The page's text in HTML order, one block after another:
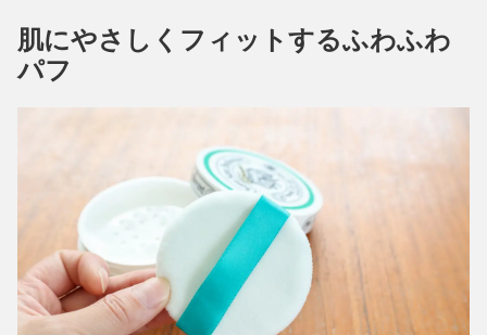
肌にやさしくフィットするふわふわ
パフ